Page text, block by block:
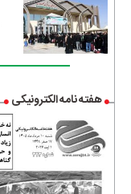
هفته نامه الکترونیکی